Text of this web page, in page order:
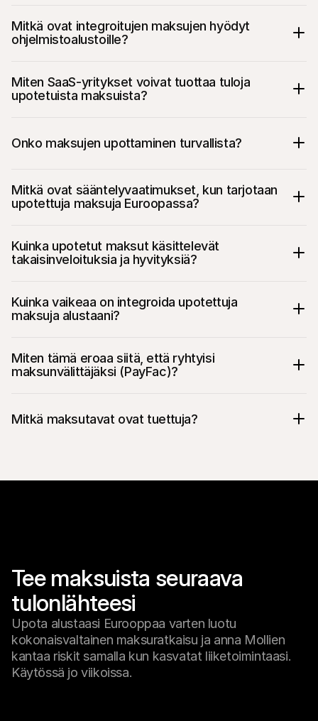
Mitkä ovat integroitujen maksujen hyödyt
ohjelmistoalustoille?
Miten SaaS-yritykset voivat tuottaa tuloja
upotetuista maksuista?
Onko maksujen upottaminen turvallista?
Mitkä ovat sääntelyvaatimukset, kun tarjotaan
upotettuja maksuja Euroopassa?
Kuinka upotetut maksut käsittelevät
takaisinveloituksia ja hyvityksiä?
Kuinka vaikeaa on integroida upotettuja
maksuja alustaani?
Miten tämä eroaa siitä, että ryhtyisi
maksunvälittäjäksi (PayFac)?
Mitkä maksutavat ovat tuettuja?
Tee maksuista seuraava
tulonlähteesi
Upota alustaasi Eurooppaa varten luotu
kokonaisvaltainen maksuratkaisu ja anna Mollien
kantaa riskit samalla kun kasvatat liiketoimintaasi.
Käytössä jo viikoissa.